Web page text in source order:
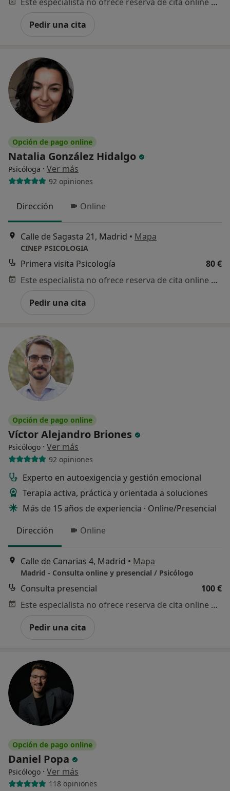
Pedir una cita
Opción de pago online
Natalia González Hidalgo
Psicóloga · Ver más
92 opiniones
Dirección Online
Calle de Sagasta 21, Madrid • Mapa
CINEP PSICOLOGIA
Primera visita Psicología
80 €
Este especialista no ofrece reserva de cita online en esta dirección.
Pedir una cita
Opción de pago online
Víctor Alejandro Briones
Psicólogo · Ver más
92 opiniones
Experto en autoexigencia y gestión emocional
Terapia activa, práctica y orientada a soluciones
Más de 15 años de experiencia · Online/Presencial
Dirección
Online
Calle de Canarias 4, Madrid • Mapa
Madrid - Consulta online y presencial / Psicólogo
Consulta presencial
100 €
Este especialista no ofrece reserva de cita online en esta dirección.
Pedir una cita
Opción de pago online
Daniel Popa
Psicólogo · Ver más
118 opiniones